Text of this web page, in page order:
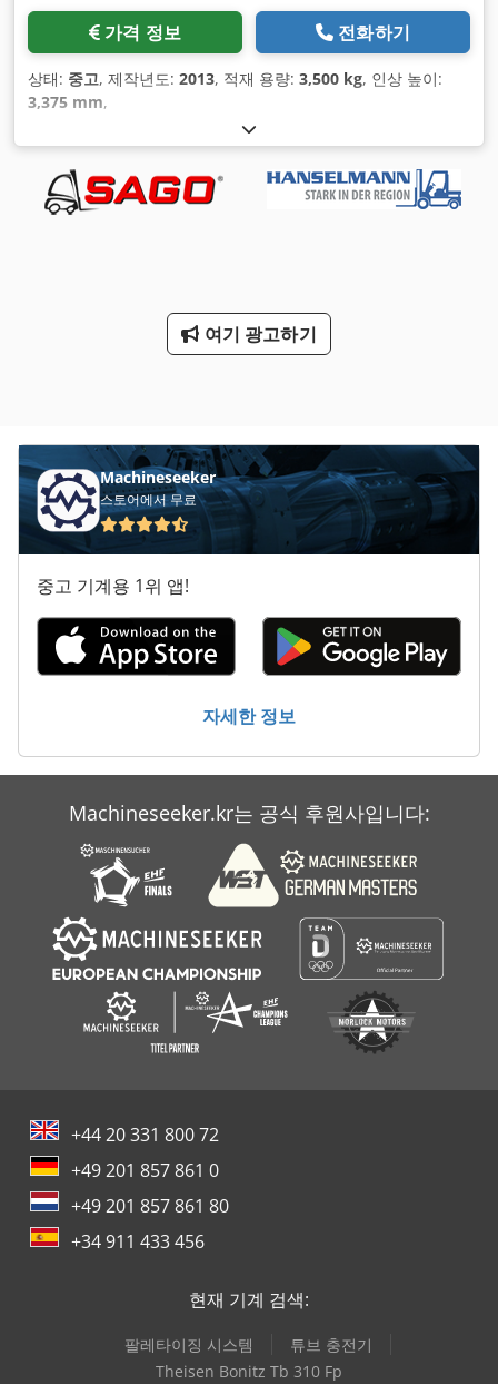
가격 정보 전화하기
상태: 중고, 제작년도: 2013, 적재 용량: 3,500 kg, 인상 높이:
3,375 mm,
여기 광고하기
Machineseeker
스토어에서 무료
중고 기계용 1위 앱!
자세한 정보
Machineseeker.kr는 공식 후원사입니다:
+44 20 331 800 72
+49 201 857 861 0
+49 201 857 861 80
+34 911 433 456
현재 기계 검색:
팔레타이징 시스템
튜브 충전기
Theisen Bonitz Tb 310 Fp